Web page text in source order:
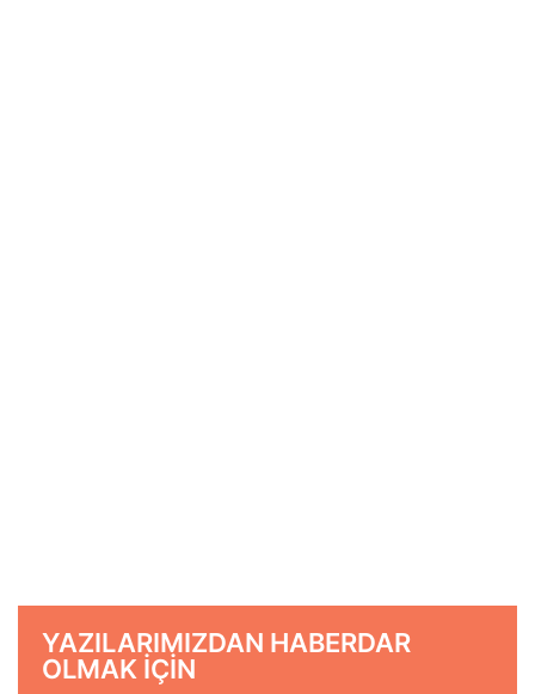
YAZILARIMIZDAN HABERDAR
OLMAK IÇIN